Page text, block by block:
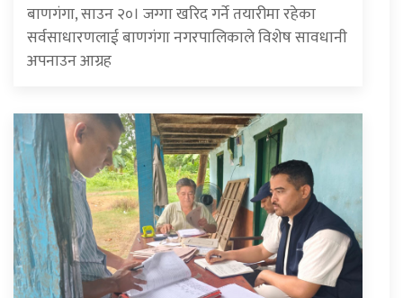
बाणगंगा, साउन २०। जग्गा खरिद गर्ने तयारीमा रहेका
सर्वसाधारणलाई बाणगंगा नगरपालिकाले विशेष सावधानी
अपनाउन आग्रह